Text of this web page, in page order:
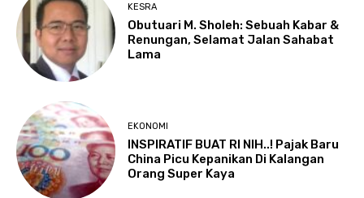
KESRA
Obutuari M. Sholeh: Sebuah Kabar &
Renungan, Selamat Jalan Sahabat
Lama
EKONOMI
INSPIRATIF BUAT RI NIH..! Pajak Baru
China Picu Kepanikan Di Kalangan
Orang Super Kaya